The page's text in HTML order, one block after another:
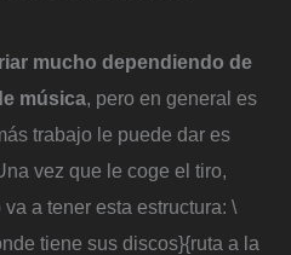
mucho dependiendo de
música, pero en general es
trabajo le puede dar es
vez que le coge el tiro,
a tener esta estructura: \
tiene sus discos}{ruta a la